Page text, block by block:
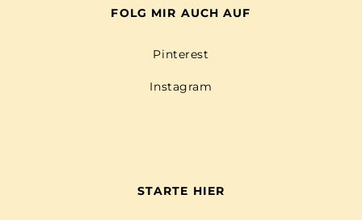
FOLG MIR AUCH AUF
Pinterest
Instagram
STARTE HIER